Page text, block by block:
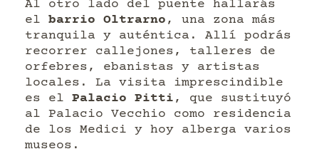
Al otro lado del puente hallarás
el barrio Oltrarno , una zona más
tranquila y auténtica. Allí podrás
recorrer callejones, talleres de
orfebres, ebanistas y artistas
locales. La visita imprescindible
es el Palacio Pitti , que sustituyó
al Palacio Vecchio como residencia
de los Medici y hoy alberga varios
museos.